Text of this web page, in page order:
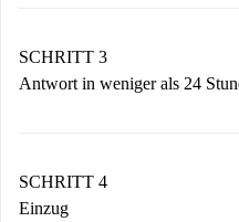
Denk daran, dass wir
Vermieter zustimmt.
SCHRITT 3
Antwort in weniger als 24
stellen den Kontakt her.
Wenn der Vermieter
SCHRITT 4
Einzug